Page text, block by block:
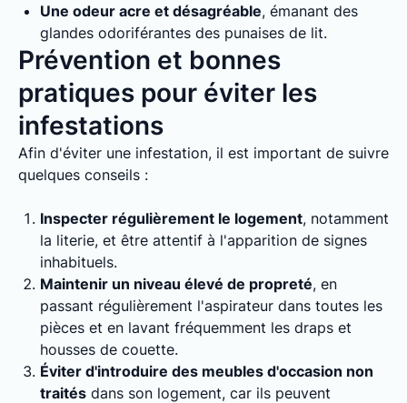
Une odeur acre et désagréable, émanant des
glandes odoriférantes des punaises de lit.
Prévention et bonnes
pratiques pour éviter les
infestations
Afin d'éviter une infestation, il est important de suivre
quelques conseils :
Inspecter régulièrement le logement, notamment
la literie, et être attentif à l'apparition de signes
inhabituels.
Maintenir un niveau élevé de propreté, en
passant régulièrement l'aspirateur dans toutes les
pièces et en lavant fréquemment les draps et
housses de couette.
Éviter d'introduire des meubles d'occasion non
traités dans son logement, car ils peuvent